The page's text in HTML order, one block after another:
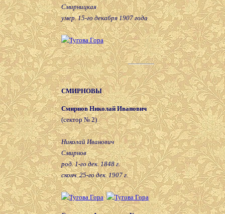
Смирницкая
умер. 15-го декабря 1907 года
СМИРНОВЫ
Смирнов Николай Иванович
(сектор № 2)
Николай Иванович
Смирнов
род. 1-го дек. 1848 г.
сконч. 25-го дек. 1907 г.